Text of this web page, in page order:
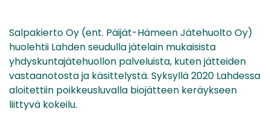
Salpakierto Oy (ent. Päijät-Hämeen Jätehuolto Oy)
huolehtii Lahden seudulla jätelain mukaisista
yhdyskuntajätehuollon palveluista, kuten jätteiden
vastaanotosta ja käsittelystä. Syksyllä 2020 Lahdessa
aloitettiin poikkeusluvalla biojätteen keräykseen
liittyvä kokeilu.